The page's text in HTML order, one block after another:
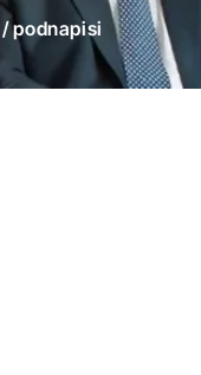
/ podnapisi